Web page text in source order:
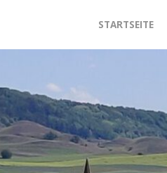
STARTSEITE